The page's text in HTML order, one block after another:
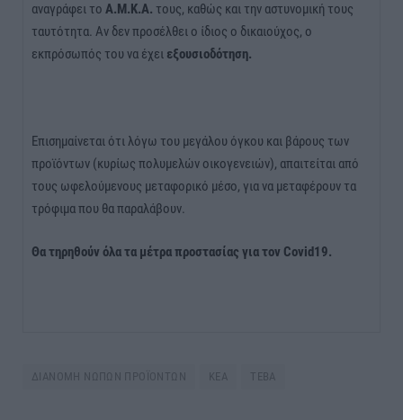
αναγράφει το Α.Μ.Κ.Α. τους, καθώς και την αστυνομική τους
ταυτότητα. Αν δεν προσέλθει ο ίδιος ο δικαιούχος, ο
εκπρόσωπός του να έχει εξουσιοδότηση.
Επισημαίνεται ότι λόγω του μεγάλου όγκου και βάρους των
προϊόντων (κυρίως πολυμελών οικογενειών), απαιτείται από
τους ωφελούμενους μεταφορικό μέσο, για να μεταφέρουν τα
τρόφιμα που θα παραλάβουν.
Θα τηρηθούν όλα τα μέτρα προστασίας για τον Covid19.
ΔΙΑΝΟΜΗ ΝΩΠΩΝ ΠΡΟΪΟΝΤΩΝ ΚΕΑ ΤΕΒΑ